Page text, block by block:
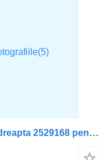
Bară de protecţie Colt bara fata dreapta 2529168 pentru cap tractor Scania